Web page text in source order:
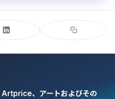
、アートおよびその